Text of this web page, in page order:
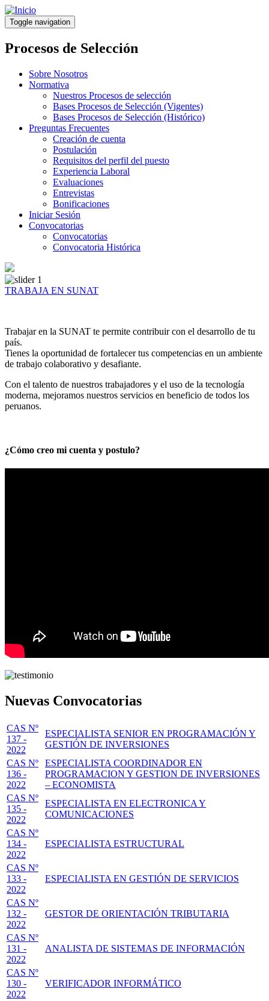
Pasar
al
contenido
principal
Toggle navigation
Procesos de Selección
Sobre Nosotros
Normativa
Nuestros Procesos de selección
Bases Procesos de Selección (Vigentes)
Bases Procesos de Selección (Histórico)
Preguntas Frecuentes
Creación de cuenta
Postulación
Requisitos del perfil del puesto
Experiencia Laboral
Evaluaciones
Entrevistas
Bonificaciones
Iniciar Sesión
Convocatorias
Convocatorias
Convocatoria Histórica
TRABAJA EN SUNAT
Trabajar en la SUNAT te permite contribuir con el desarrollo de tu
país.
Tienes la oportunidad de fortalecer tus competencias en un ambiente
de trabajo colaborativo y desafiante.
Con el talento de nuestros trabajadores y el uso de la tecnología
moderna, mejoramos nuestros servicios en beneficio de todos los
peruanos.
¿Cómo creo mi cuenta y postulo?
Nuevas Convocatorias
CAS Nº
137 -
2022
ESPECIALISTA SENIOR EN PROGRAMACIÓN Y
GESTIÓN DE INVERSIONES
CAS Nº
136 -
2022
ESPECIALISTA COORDINADOR EN
PROGRAMACION Y GESTION DE INVERSIONES
– ECONOMISTA
CAS Nº
135 -
2022
ESPECIALISTA EN ELECTRONICA Y
COMUNICACIONES
CAS Nº
134 -
2022
ESPECIALISTA ESTRUCTURAL
CAS Nº
133 -
2022
ESPECIALISTA EN GESTIÓN DE SERVICIOS
CAS Nº
132 -
2022
GESTOR DE ORIENTACIÓN TRIBUTARIA
CAS Nº
131 -
2022
ANALISTA DE SISTEMAS DE INFORMACIÓN
CAS Nº
130 -
2022
VERIFICADOR INFORMÁTICO